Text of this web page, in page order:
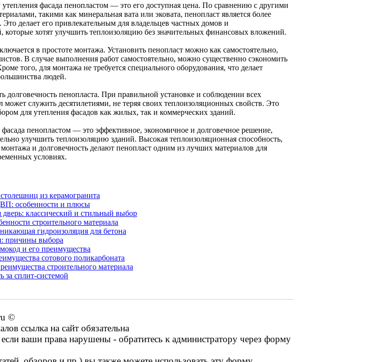
фасада пенопластом — это его доступная цена. По сравнению с другими
такими как минеральная вата или эковата, пенопласт является более
делает его привлекательным для владельцев частных домов и
которые хотят улучшить теплоизоляцию без значительных финансовых вложений.
в простоте монтажа. Установить пенопласт можно как самостоятельно,
В случае выполнения работ самостоятельно, можно существенно сэкономить
того, для монтажа не требуется специального оборудования, что делает
людей.
долговечность пенопласта. При правильной установке и соблюдении всех
может служить десятилетиями, не теряя своих теплоизоляционных свойств. Это
для утепления фасадов как жилых, так и коммерческих зданий.
пенопластом — это эффективное, экономичное и долговечное решение,
улучшить теплоизоляцию зданий. Высокая теплоизоляционная способность,
монтажа и долговечность делают пенопласт одним из лучших материалов для
условиях.
из керамогранита
особенности и плюсы
дверь: классический и стильный выбор
строительного материала
гидроизоляция для бетона
причины выбора
и его преимущества
сотового поликарбоната
строительного материала
за сплит-системой
©
ссылка на сайт обязательна
ваши права нарушены - обратитесь к администратору через форму